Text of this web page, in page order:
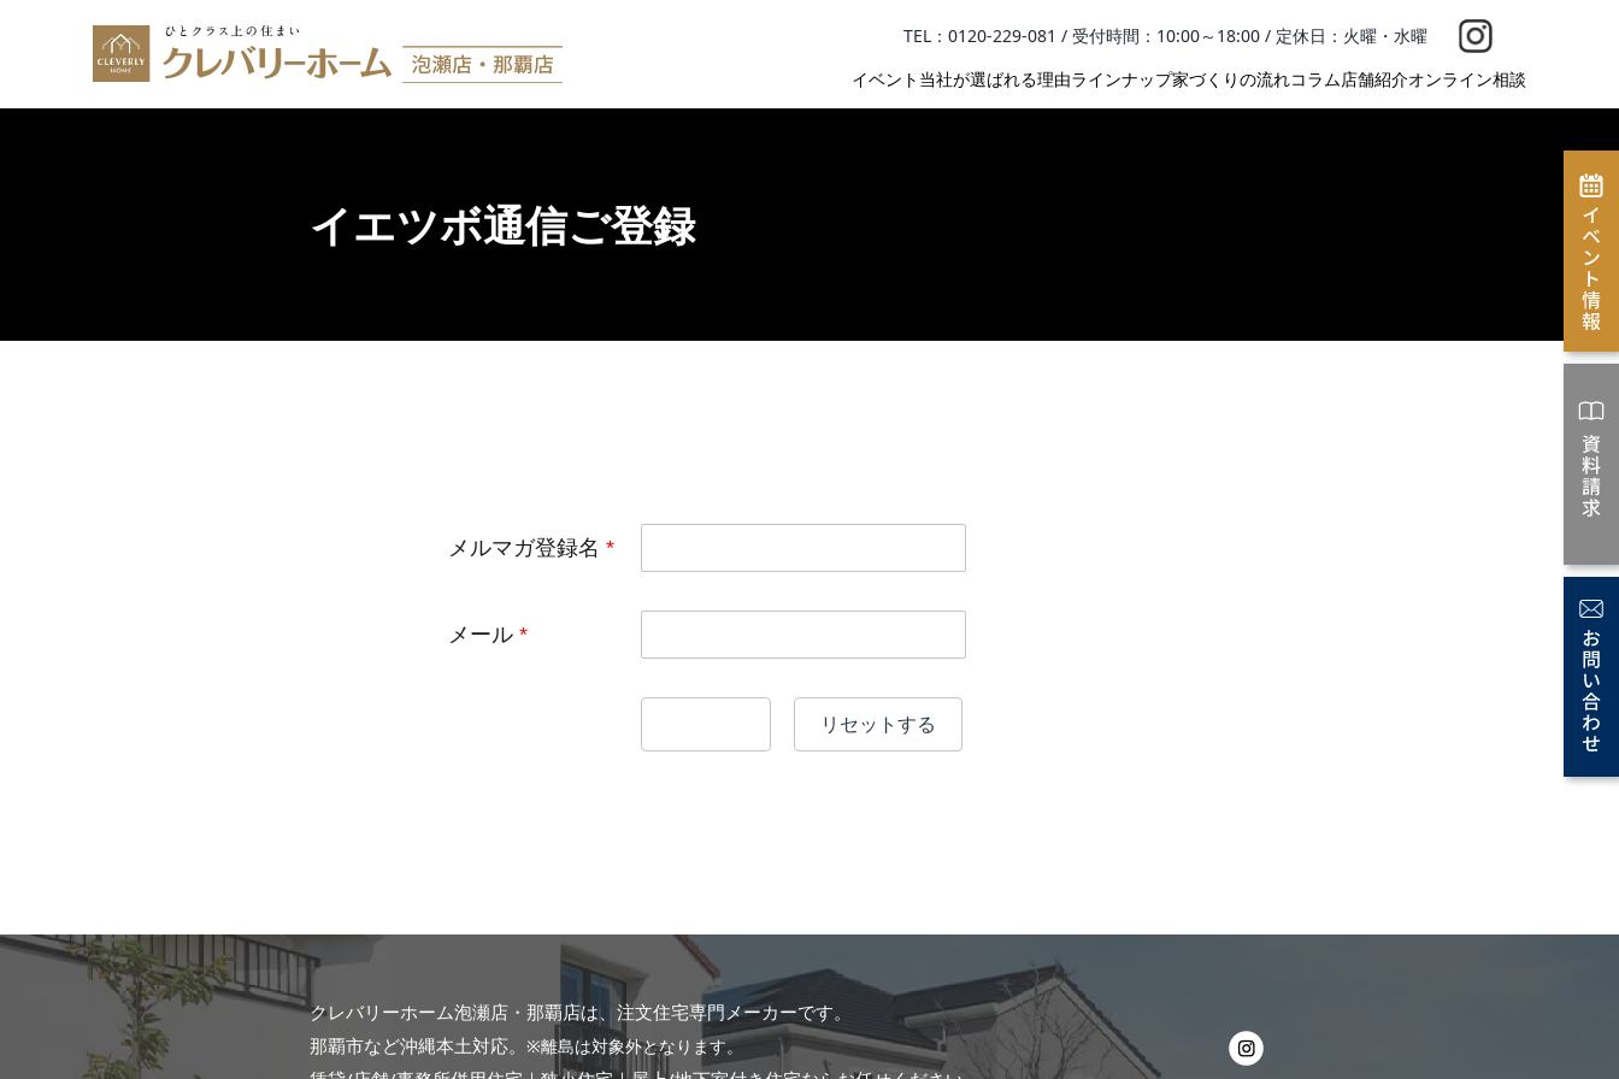
TEL：0120-229-081 / 受付時間：10:00～18:00 / 定休日：火曜・水曜
イベント 当社が選ばれる理由ラインナップ家づくりの流れコラム店舗紹介オンライン相談
イエツボ通信ご登録
メルマガ登録名 *
メール *
クレバリーホーム泡瀬店・那覇店は、 注文住宅専門メーカーです。
那覇市など沖縄本土対応。 ※離島は対象外となります。